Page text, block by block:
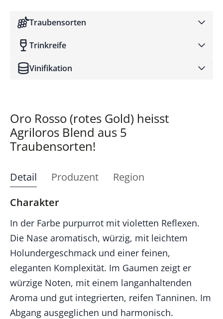
Traubensorten
Trinkreife
Vinifikation
Oro Rosso (rotes Gold) heisst
Agriloros Blend aus 5
Traubensorten!
Detail Produzent
Region
Charakter
In der Farbe purpurrot mit violetten Reflexen.
Die Nase aromatisch, würzig, mit leichtem
Holundergeschmack und einer feinen,
eleganten Komplexität. Im Gaumen zeigt er
würzige Noten, mit einem langanhaltenden
Aroma und gut integrierten, reifen Tanninen. Im
Abgang ausgeglichen und harmonisch.